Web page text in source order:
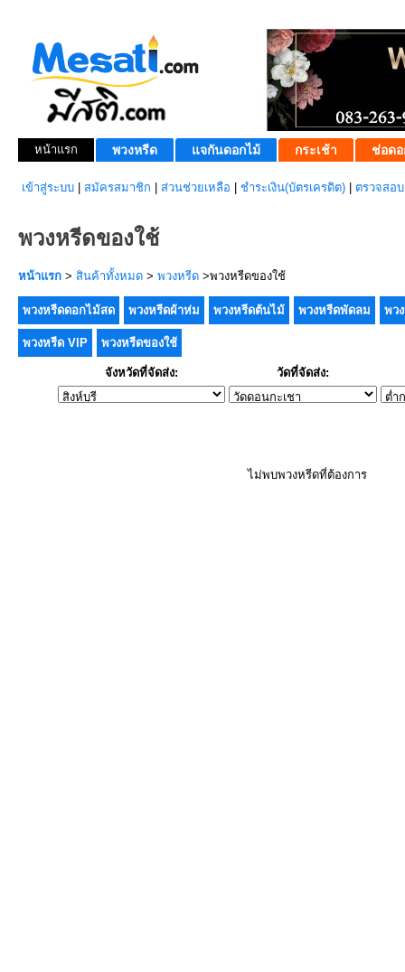
หน้าแรก พวงหรีด แจกันดอกไม้ กระเช้า ช่อดอ
เข้าสู่ระบบ สมัครสมาชิก ส่วนช่วยเหลือ ชำระเงิน(บัตรเครดิต) ตรวจสอ
พวงหรีดของใช้
หน้าแรก > สินค้าทั้งหมด > พวงหรีด >พวงหรีดของใช้
พวงหรีดดอกไม้สด พวงหรีดผ้าห่ม พวงหรีดต้นไม้ พวงหรีดพัดลม พว
พวงหรีด VIP พวงหรีดของใช้
จังหวัดที่จัดส่ง: วัดที่จัดส่ง:
ไม่พบพวงหรีดที่ต้องการ